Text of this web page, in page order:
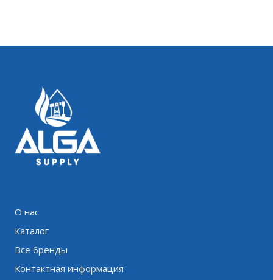
О нас
Каталог
Все бренды
Контактная информация